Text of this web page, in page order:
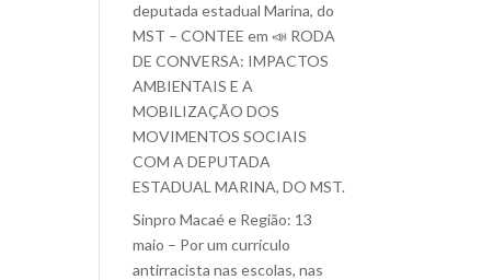
deputada estadual Marina, do
MST – CONTEE em 📣 RODA
DE CONVERSA: IMPACTOS
AMBIENTAIS E A
MOBILIZAÇÃO DOS
MOVIMENTOS SOCIAIS
COM A DEPUTADA
ESTADUAL MARINA, DO MST.
Sinpro Macaé e Região: 13
maio – Por um currículo
antirracista nas escolas, nas